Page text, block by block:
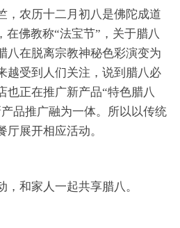
，农历十二月初八是佛陀成道
在佛教称“法宝节”，关于腊八
八在脱离宗教神秘色彩演变为
越受到人们关注，说到腊八必
也正在推广新产品“特色腊八
品推广融为一体。所以以传统
展开相应活动。
，和家人一起共享腊八。